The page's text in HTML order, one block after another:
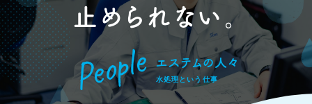
止められない。
People エステムの人々
水処理という仕事